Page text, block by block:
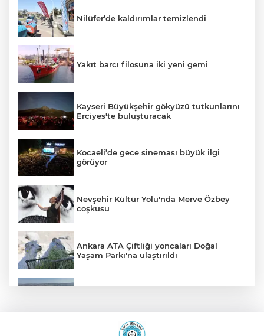
Nilüfer’de kaldırımlar temizlendi
Yakıt barcı filosuna iki yeni gemi
Kayseri Büyükşehir gökyüzü tutkunlarını
Erciyes'te buluşturacak
Kocaeli’de gece sineması büyük ilgi
görüyor
Nevşehir Kültür Yolu'nda Merve Özbey
coşkusu
Ankara ATA Çiftliği yoncaları Doğal
Yaşam Parkı'na ulaştırıldı